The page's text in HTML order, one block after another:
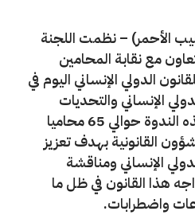
الأحمر) – نظمت اللجنة
مع نقابة المحامين
الدولي الإنساني اليوم في
الإنساني والتحديات
المعاصرة. وقد شارك في هذه الندوة حوالي 65 محاميا
القانونية بهدف تعزيز
الإنساني ومناقشة
هذا القانون في ظل ما
واضطرابات.